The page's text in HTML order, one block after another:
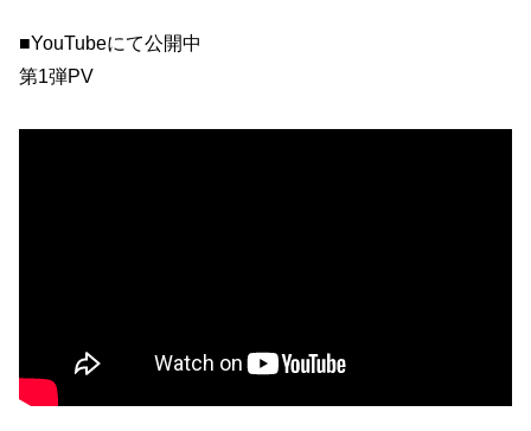
■YouTubeにて公開中
第1弾PV